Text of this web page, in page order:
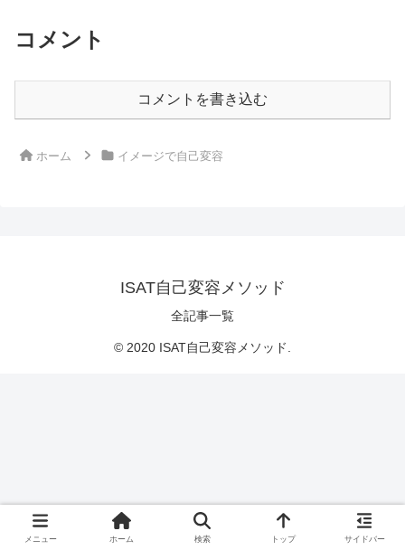
コメント
コメントを書き込む
ホーム イメージで自己変容
ISAT自己変容メソッド
全記事一覧
© 2020 ISAT自己変容メソッド.
メニュー ホーム 検索 トップ サイドバー